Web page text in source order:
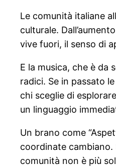
Le comunità italiane
culturale.
vive fuori, il senso di
E la musica, che è da
radici. Se in passato
chi sceglie di
un linguaggio
Un brano come
coordinate cambiano.
comunità non è più